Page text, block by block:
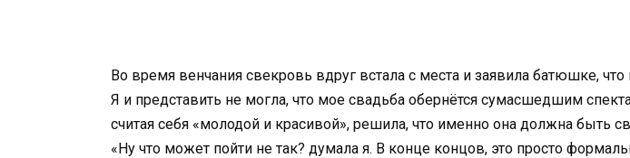
Во время венчания свекровь вдруг встала с места и заявила батюшке,
Я и представить не могла, что мое свадьба обернётся сумасшедшим
считая себя «молодой и красивой», решила, что именно она должна быть
«Ну что может пойти не так? думала я. В конце концов, это просто